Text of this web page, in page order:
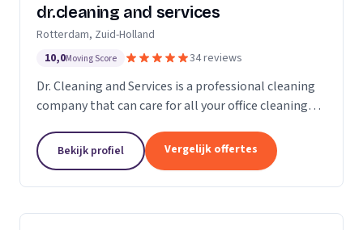
dr.cleaning and services
Rotterdam, Zuid-Holland
10,0Moving Score 34 reviews
Dr. Cleaning and Services is a professional cleaning
company that can care for all your office cleaning
general cleaning to deep cleaning, so you can...
Bekijk profiel Vergelijk offertes